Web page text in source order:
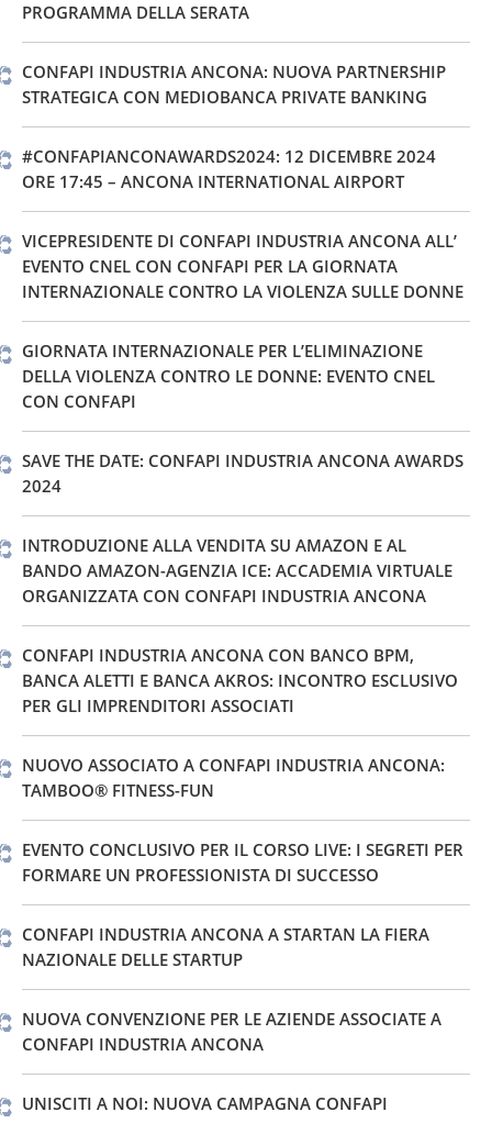
PROGRAMMA DELLA SERATA
CONFAPI INDUSTRIA ANCONA: NUOVA PARTNERSHIP
STRATEGICA CON MEDIOBANCA PRIVATE BANKING
#CONFAPIANCONAWARDS2024: 12 DICEMBRE 2024
ORE 17:45 – ANCONA INTERNATIONAL AIRPORT
VICEPRESIDENTE DI CONFAPI INDUSTRIA ANCONA ALL’
EVENTO CNEL CON CONFAPI PER LA GIORNATA
INTERNAZIONALE CONTRO LA VIOLENZA SULLE DONNE
GIORNATA INTERNAZIONALE PER L’ELIMINAZIONE
DELLA VIOLENZA CONTRO LE DONNE: EVENTO CNEL
CON CONFAPI
SAVE THE DATE: CONFAPI INDUSTRIA ANCONA AWARDS
2024
INTRODUZIONE ALLA VENDITA SU AMAZON E AL
BANDO AMAZON-AGENZIA ICE: ACCADEMIA VIRTUALE
ORGANIZZATA CON CONFAPI INDUSTRIA ANCONA
CONFAPI INDUSTRIA ANCONA CON BANCO BPM,
BANCA ALETTI E BANCA AKROS: INCONTRO ESCLUSIVO
PER GLI IMPRENDITORI ASSOCIATI
NUOVO ASSOCIATO A CONFAPI INDUSTRIA ANCONA:
TAMBOO® FITNESS-FUN
EVENTO CONCLUSIVO PER IL CORSO LIVE: I SEGRETI PER
FORMARE UN PROFESSIONISTA DI SUCCESSO
CONFAPI INDUSTRIA ANCONA A STARTAN LA FIERA
NAZIONALE DELLE STARTUP
NUOVA CONVENZIONE PER LE AZIENDE ASSOCIATE A
CONFAPI INDUSTRIA ANCONA
UNISCITI A NOI: NUOVA CAMPAGNA CONFAPI